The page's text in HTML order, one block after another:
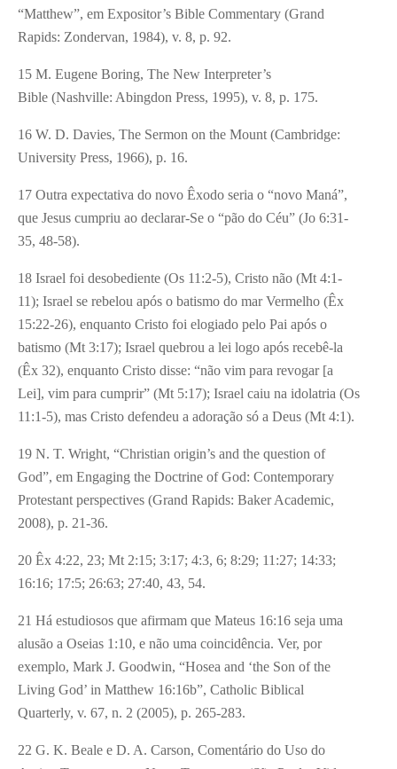
“Matthew”, em Expositor’s Bible Commentary (Grand
Rapids: Zondervan, 1984), v. 8, p. 92.
15 M. Eugene Boring, The New Interpreter’s
Bible (Nashville: Abingdon Press, 1995), v. 8, p. 175.
16 W. D. Davies, The Sermon on the Mount (Cambridge:
University Press, 1966), p. 16.
17 Outra expectativa do novo Êxodo seria o “novo Maná”,
que Jesus cumpriu ao declarar-Se o “pão do Céu” (Jo 6:31-
35, 48-58).
18 Israel foi desobediente (Os 11:2-5), Cristo não (Mt 4:1-
11); Israel se rebelou após o batismo do mar Vermelho (Êx
15:22-26), enquanto Cristo foi elogiado pelo Pai após o
batismo (Mt 3:17); Israel quebrou a lei logo após recebê-la
(Êx 32), enquanto Cristo disse: “não vim para revogar [a
Lei], vim para cumprir” (Mt 5:17); Israel caiu na idolatria (Os
11:1-5), mas Cristo defendeu a adoração só a Deus (Mt 4:1).
19 N. T. Wright, “Christian origin’s and the question of
God”, em Engaging the Doctrine of God: Contemporary
Protestant perspectives (Grand Rapids: Baker Academic,
2008), p. 21-36.
20 Êx 4:22, 23; Mt 2:15; 3:17; 4:3, 6; 8:29; 11:27; 14:33;
16:16; 17:5; 26:63; 27:40, 43, 54.
21 Há estudiosos que afirmam que Mateus 16:16 seja uma
alusão a Oseias 1:10, e não uma coincidência. Ver, por
exemplo, Mark J. Goodwin, “Hosea and ‘the Son of the
Living God’ in Matthew 16:16b”, Catholic Biblical
Quarterly, v. 67, n. 2 (2005), p. 265-283.
22 G. K. Beale e D. A. Carson, Comentário do Uso do